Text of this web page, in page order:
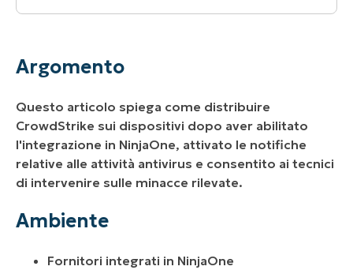
Argomento
Risorse aggiuntive
Argomento
Questo articolo spiega come distribuire
CrowdStrike sui dispositivi dopo aver abilitato
l'integrazione in NinjaOne, attivato le notifiche
relative alle attività antivirus e consentito ai tecnici
di intervenire sulle minacce rilevate.
Ambiente
Fornitori integrati in NinjaOne